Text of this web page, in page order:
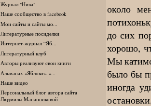
Журнал "Нива"
Наше сообщество в facebook
Мои сайты и сайты мо...
Литературные посиделки
Интернет-журнал “Яб...
Литературный клуб
Авторы реализуют свои книги
Альманах «Яблоко». «...
Наше видео
Персональный блог автора сайта
Людмилы Мананниковой
около
до сих
хорошо,
Мы
было бы
иногда